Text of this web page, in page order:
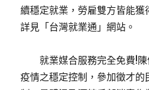
續穩定就業，勞雇雙方皆能
詳見「台灣就業通」網站。
就業媒合服務完全免費!陳
疫情之穩定控制，參加徵才